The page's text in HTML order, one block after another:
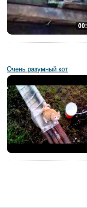
Очень разумный кот